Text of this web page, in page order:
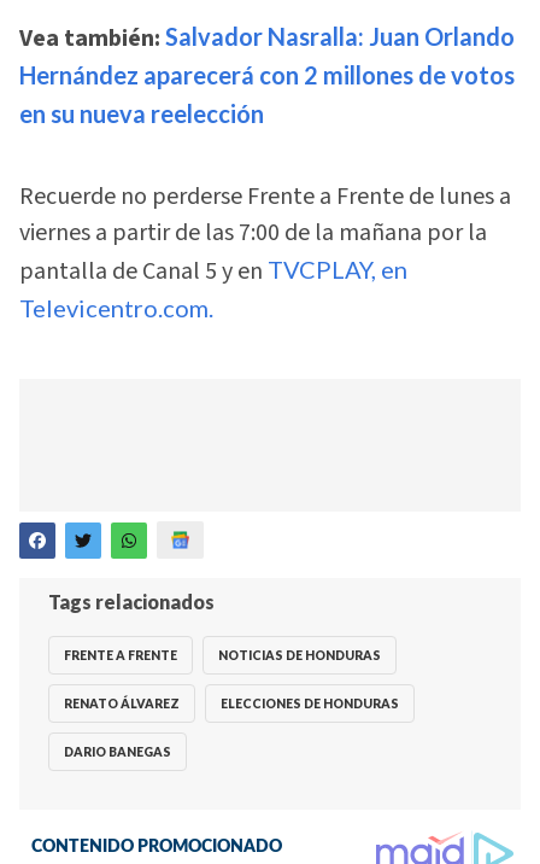
Vea también: Salvador Nasralla: Juan Orlando
Hernández aparecerá con 2 millones de votos
en su nueva reelección
Recuerde no perderse Frente a Frente de lunes a
viernes a partir de las 7:00 de la mañana por la
pantalla de Canal 5 y en TVCPLAY, en
Televicentro.com.
Tags relacionados
FRENTE A FRENTE NOTICIAS DE HONDURAS
RENATO ÁLVAREZ ELECCIONES DE HONDURAS
DARIO BANEGAS